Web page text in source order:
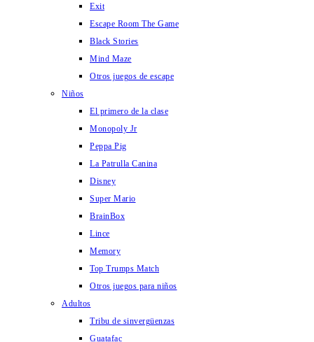
Exit
Escape Room The Game
Black Stories
Mind Maze
Otros juegos de escape
Niños
El primero de la clase
Monopoly Jr
Peppa Pig
La Patrulla Canina
Disney
Super Mario
BrainBox
Lince
Memory
Top Trumps Match
Otros juegos para niños
Adultos
Tribu de sinvergüenzas
Guatafac